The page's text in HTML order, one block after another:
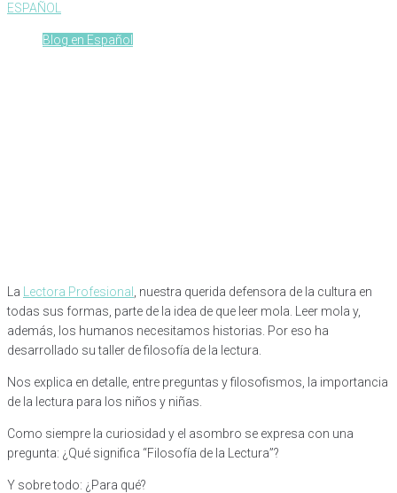
ESPAÑOL
Blog en Español
La Lectora Profesional , nuestra querida defensora de la cultura en
todas sus formas, parte de la idea de que leer mola. Leer mola y,
además, los humanos necesitamos historias. Por eso ha
desarrollado su taller de filosofía de la lectura.
Nos explica en detalle, entre preguntas y filosofismos, la importancia
de la lectura para los niños y niñas.
Como siempre la curiosidad y el asombro se expresa con una
pregunta: ¿Qué significa “Filosofía de la Lectura”?
Y sobre todo: ¿Para qué?